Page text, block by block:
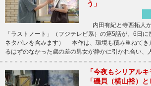
う」
内田有紀と寺西拓人
「ラストノート」（フジテレビ系）の第5話が、6日に
ネタバレを含みます） 本作は、環境も積み重ねてき
るはずのなかった歳の差の男女が静かに引かれ合い、
「今夜もシリアル
「磯貝（横山裕）